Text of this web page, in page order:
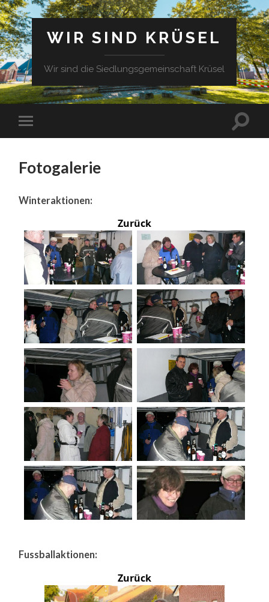
WIR SIND KRÜSEL
Wir sind die Siedlungsgemeinschaft Krüsel
Fotogalerie
Winteraktionen:
Zurück
Fussballaktionen:
Zurück